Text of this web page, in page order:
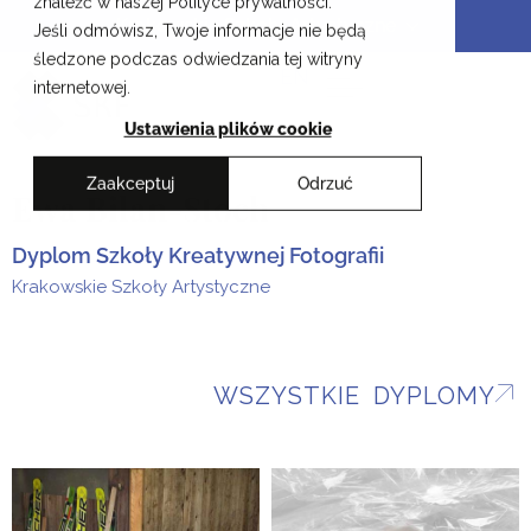
Jeśli odmówisz, Twoje informacje nie będą
śledzone podczas odwiedzania tej witryny
internetowej.
Ustawienia plików cookie
Zaakceptuj Odrzuć
Przejdź
treści
Krakowskie Szkoły Artystyczne
EN
Ewa Bilan-Stoch
Dyplom Szkoły Kreatywnej Fotografii
Krakowskie Szkoły Artystyczne
WSZYSTKIE DYPLOMY